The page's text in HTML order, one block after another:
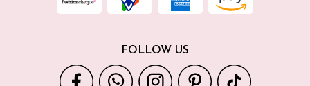
FOLLOW US